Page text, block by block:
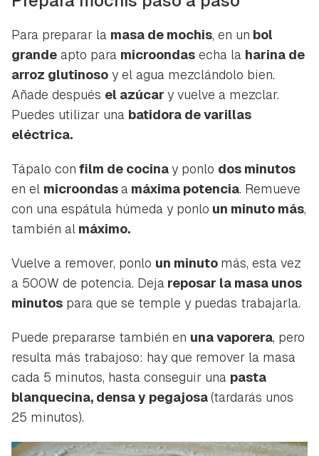
Guardar como favorito
Para poder guardar como favorito, primero has de
iniciar sesión con tu cuenta de Hogarmanía.
Para preparar la masa de mochis, en un bol
grande apto para microondas echa la harina de
arroz glutinoso y el agua mezclándolo bien.
Añade después el azúcar y vuelve a mezclar.
Puedes utilizar una batidora de varillas
eléctrica.
Tápalo con film de cocinay ponlo dos minutos
en el microondasa máxima potencia. Remueve
con una espátula húmeda y ponlo un minuto más,
también al máximo.
Vuelve a remover, ponlo un minuto más, esta vez
a 500W de potencia. Deja reposar la masa unos
minutos para que se temple y puedas trabajarla.
Puede prepararse también en una vaporera, pero
resulta más trabajoso: hay que remover la masa
cada 5 minutos, hasta conseguir una pasta
blanquecina, densa y pegajosa(tardarás unos
25 minutos).
Gracias por suscribirte a nuestro boletín.
ACEPTAR